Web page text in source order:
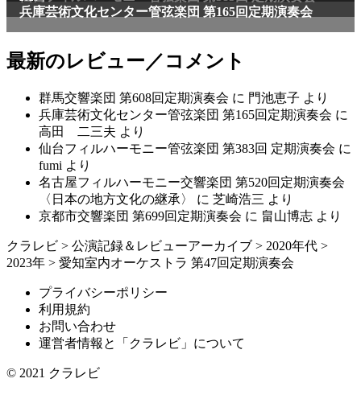
最新のレビュー／コメント
群馬交響楽団 第608回定期演奏会 に 門池恵子 より
兵庫芸術文化センター管弦楽団 第165回定期演奏会 に
高田 二三夫 より
仙台フィルハーモニー管弦楽団 第383回 定期演奏会 に
fumi より
名古屋フィルハーモニー交響楽団 第520回定期演奏会
〈日本の地方文化の継承〉
に 芝崎浩三 より
京都市交響楽団 第699回定期演奏会 に 畠山博志 より
クラレビ > 公演記録＆レビューアーカイブ > 2020年代 >
2023年 > 愛知室内オーケストラ 第47回定期演奏会
プライバシーポリシー
利用規約
お問い合わせ
運営者情報と「クラレビ」について
© 2021 クラレビ